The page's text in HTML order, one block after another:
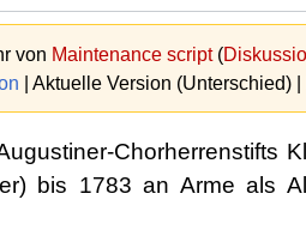
von Maintenance script (
| Aktuelle Version
Chorherrenstifts
bis 1783 an Arme als